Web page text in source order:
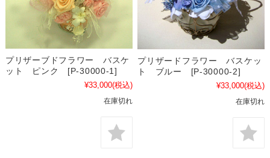
プリザーブドフラワー バスケ
ット ピンク [P-30000-1]
¥33,000(税込)
在庫切れ
プリザードフラワー バスケッ
ト ブルー [P-30000-2]
¥33,000(税込)
在庫切れ